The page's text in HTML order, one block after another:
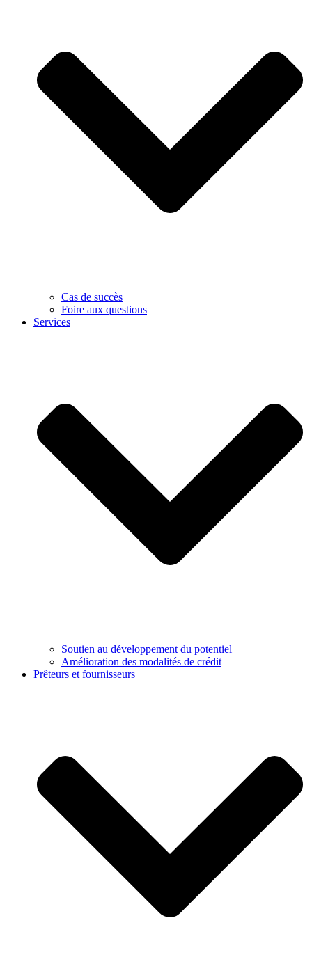
Cas de succès
Foire aux questions
Services
Soutien au développement du potentiel
Amélioration des modalités de crédit
Prêteurs et fournisseurs